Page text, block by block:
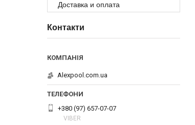
Доставка и оплата
Контакти
Alexpool.com.ua
+380 (97) 657-07-07
VIBER